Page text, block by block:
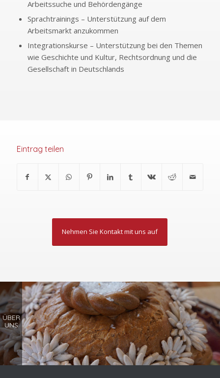
Arbeitssuche und Behördengänge
Sprachtrainings – Unterstützung auf dem
Arbeitsmarkt anzukommen
Integrationskurse – Unterstützung bei den Themen
wie Geschichte und Kultur, Rechtsordnung und die
Gesellschaft in Deutschlands
Eintrag teilen
Nehmen Sie Kontakt mit uns auf
STADTFÜHRUNGEN
LESUNGEN
SPRACHUNTERRICHT
REISEVORTRÄGE
DOLMETSCHEN
SEMINARE
REISELEITUNG
ÜBER
UNS